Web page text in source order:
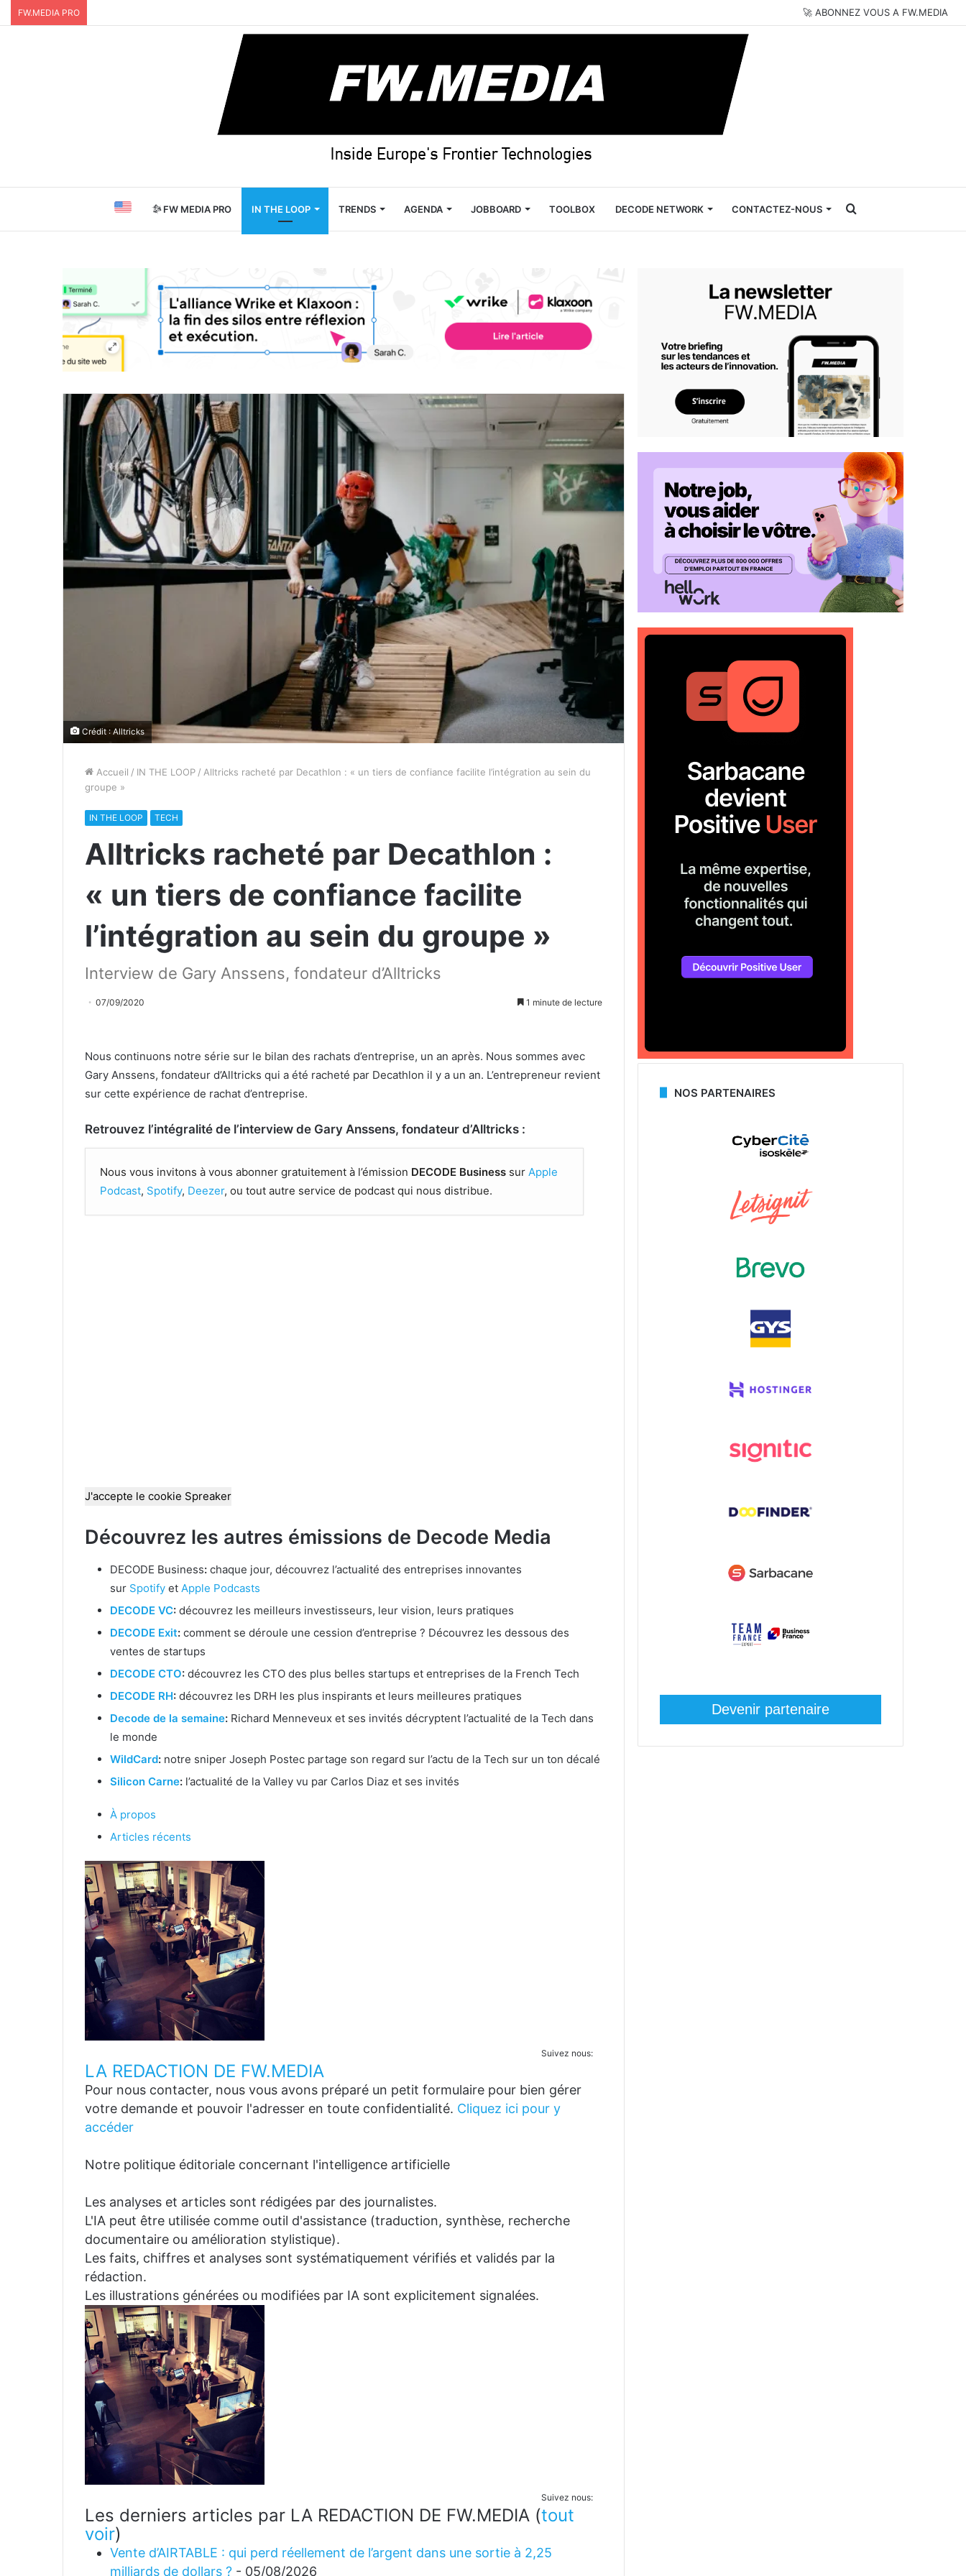
FW.MEDIA PRO 🚀 ABONNEZ VOUS A FW.MEDIA
FW MEDIA PRO IN THE LOOP TRENDS AGENDA JOBBOARD TOOLBOX DECODE NETWORK CONTACTEZ-NOUS Rechercher
Crédit : Alltricks
Accueil / IN THE LOOP / Alltricks racheté par Decathlon : « un tiers de confiance facilite l’intégration au sein du
groupe »
IN THE LOOP TECH
Alltricks racheté par Decathlon :
« un tiers de confiance facilite
l’intégration au sein du groupe »
Interview de Gary Anssens, fondateur d’Alltricks
07/09/2020 1 minute de lecture
Nous continuons notre série sur le bilan des rachats d’entreprise, un an après. Nous sommes avec
Gary Anssens, fondateur d’Alltricks qui a été racheté par Decathlon il y a un an. L’entrepreneur revient
sur cette expérience de rachat d’entreprise.
Retrouvez l’intégralité de l’interview de Gary Anssens, fondateur d’Alltricks :
Nous vous invitons à vous abonner gratuitement à l’émission DECODE Business sur Apple
Podcast, Spotify, Deezer, ou tout autre service de podcast qui nous distribue.
J'accepte le cookie Spreaker
Découvrez les autres émissions de Decode Media
DECODE Business: chaque jour, découvrez l’actualité des entreprises innovantes
sur Spotify et Apple Podcasts
DECODE VC: découvrez les meilleurs investisseurs, leur vision, leurs pratiques
DECODE Exit: comment se déroule une cession d’entreprise ? Découvrez les dessous des
ventes de startups
DECODE CTO: découvrez les CTO des plus belles startups et entreprises de la French Tech
DECODE RH: découvrez les DRH les plus inspirants et leurs meilleures pratiques
Decode de la semaine: Richard Menneveux et ses invités décryptent l’actualité de la Tech dans
le monde
WildCard: notre sniper Joseph Postec partage son regard sur l’actu de la Tech sur un ton décalé
Silicon Carne: l’actualité de la Valley vu par Carlos Diaz et ses invités
À propos
Articles récents
Suivez nous:
LA REDACTION DE FW.MEDIA
Pour nous contacter, nous vous avons préparé un petit formulaire pour bien gérer
votre demande et pouvoir l'adresser en toute confidentialité. Cliquez ici pour y
accéder
Notre politique éditoriale concernant l'intelligence artificielle
Les analyses et articles sont rédigées par des journalistes.
L'IA peut être utilisée comme outil d'assistance (traduction, synthèse, recherche
documentaire ou amélioration stylistique).
Les faits, chiffres et analyses sont systématiquement vérifiés et validés par la
rédaction.
Les illustrations générées ou modifiées par IA sont explicitement signalées.
Suivez nous:
Les derniers articles par LA REDACTION DE FW.MEDIA (tout
voir)
Vente d’AIRTABLE : qui perd réellement de l’argent dans une sortie à 2,25
milliards de dollars ? - 05/08/2026
NOS PARTENAIRES
Devenir partenaire